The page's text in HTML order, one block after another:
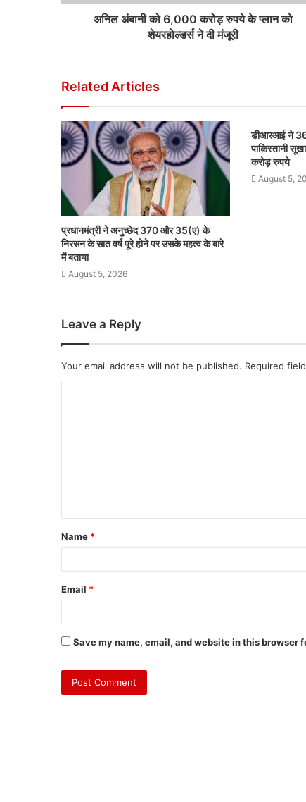
अनिल अंबानी को 6,000 करोड़ रुपये के प्लान को
शेयरहोल्डर्स ने दी मंजूरी
Related Articles
प्रधानमंत्री ने अनुच्छेद 370 और 35(ए) के
निरसन के सात वर्ष पूरे होने पर उसके महत्व के बारे
में बताया
August 5, 2026
डीआरआई ने
पाकिस्तानी
करोड़ रुपये
August 5,
Leave a Reply
Your email address will not be published. Required
Name *
Email *
Save my name, email, and website in this browser